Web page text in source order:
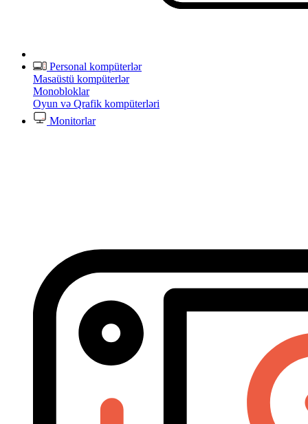
Personal kompüterlər
Masaüstü kompüterlər
Monobloklar
Oyun və Qrafik kompüterləri
Monitorlar